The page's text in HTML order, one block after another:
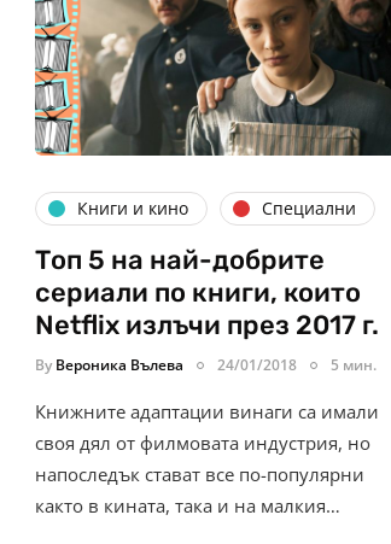
Книги и кино Специални
Топ 5 на най-добрите
сериали по книги, които
Netflix излъчи през 2017 г.
By Вероника Вълева 24/01/2018 5 мин.
Книжните адаптации винаги са имали
своя дял от филмовата индустрия, но
напоследък стават все по-популярни
както в кината, така и на малкия…